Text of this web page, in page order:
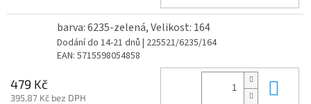
barva: 6235-zelená, Velikost: 164
Dodání do 14-21 dnů | 225521/6235/164
EAN: 5715598054858
479 Kč
395,87 Kč bez DPH